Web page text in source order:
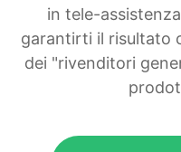
in tele-
garantirti il risultato
dei "rivenditori